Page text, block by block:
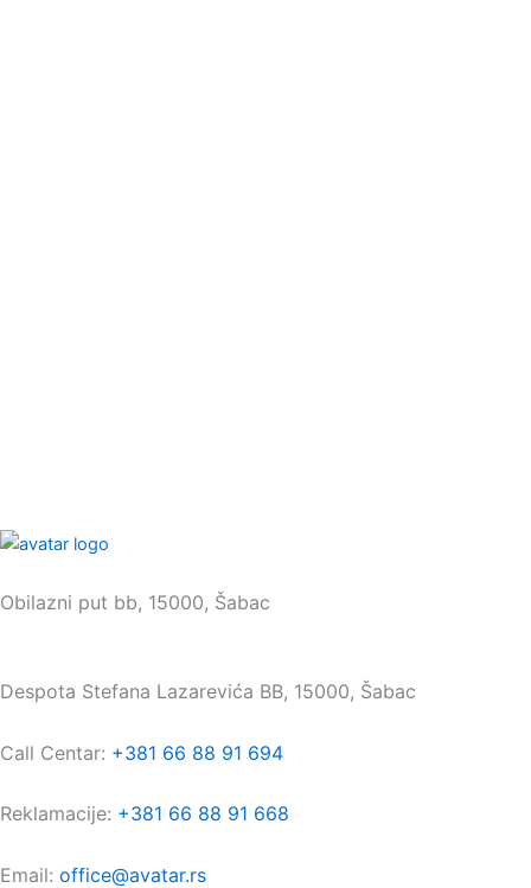
Obilazni put bb, 15000, Šabac
Despota Stefana Lazarevića BB, 15000, Šabac
Call Centar: +381 66 88 91 694
Reklamacije: +381 66 88 91 668
Email: office@avatar.rs